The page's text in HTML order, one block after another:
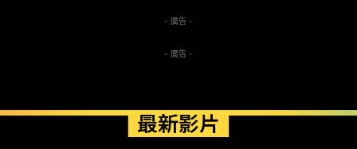
- 廣告 -
- 廣告 -
最新影片